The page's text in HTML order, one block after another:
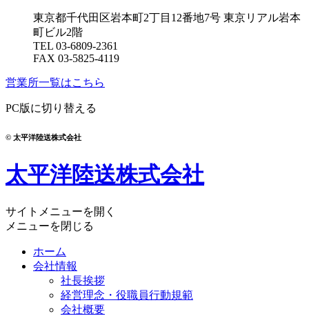
東京都千代田区岩本町2丁目12番地7号 東京リアル岩本
町ビル2階
TEL 03-6809-2361
FAX 03-5825-4119
営業所一覧はこちら
PC版に切り替える
© 太平洋陸送株式会社
太平洋陸送株式会社
サイトメニューを開く
メニューを閉じる
ホーム
会社情報
社長挨拶
経営理念・役職員行動規範
会社概要